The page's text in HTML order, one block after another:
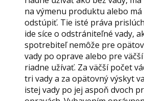
na výmenu produktu alebo
odstúpiť. Tie isté práva
ide síce o odstrániteľné vady,
spotrebiteľ nemôže pre
vady po oprave alebo pre
riadne užívať. Za väčší počet
tri vady a za opätovný výskyt
istej vady po jej aspoň dvoch